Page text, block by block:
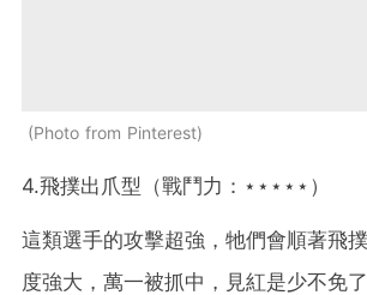
Photo from Pinterest
4.飛撲出爪型（戰鬥力：⋆⋆⋆⋆⋆）
這類選手的攻擊超強，牠們會順著飛
度強大，萬一被抓中，見紅是少不免了